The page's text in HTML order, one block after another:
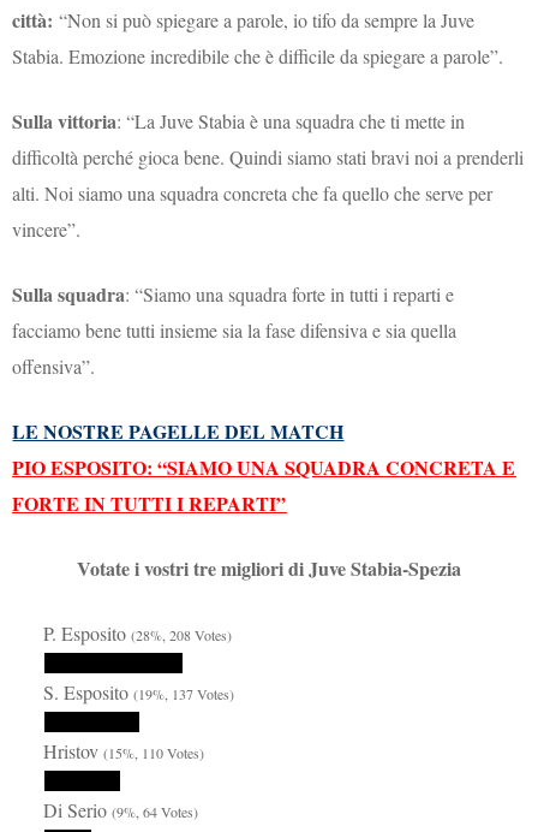
città:“Non si può spiegare a parole, io tifo da sempre la Juve
Stabia. Emozione incredibile che è difficile da spiegare a parole”.
Sulla vittoria: “La Juve Stabia è una squadra che ti mette in
difficoltà perché gioca bene. Quindi siamo stati bravi noi a prenderli
alti. Noi siamo una squadra concreta che fa quello che serve per
vincere”.
Sulla squadra: “Siamo una squadra forte in tutti i reparti e
facciamo bene tutti insieme sia la fase difensiva e sia quella
offensiva”.
LE NOSTRE PAGELLE DEL MATCH
PIO ESPOSITO: “SIAMO UNA SQUADRA CONCRETA E
FORTE IN TUTTI I REPARTI”
Votate i vostri tre migliori di Juve Stabia-Spezia
P. Esposito(28%, 208 Votes)
S. Esposito(19%, 137 Votes)
Hristov(15%, 110 Votes)
Di Serio(9%, 64 Votes)